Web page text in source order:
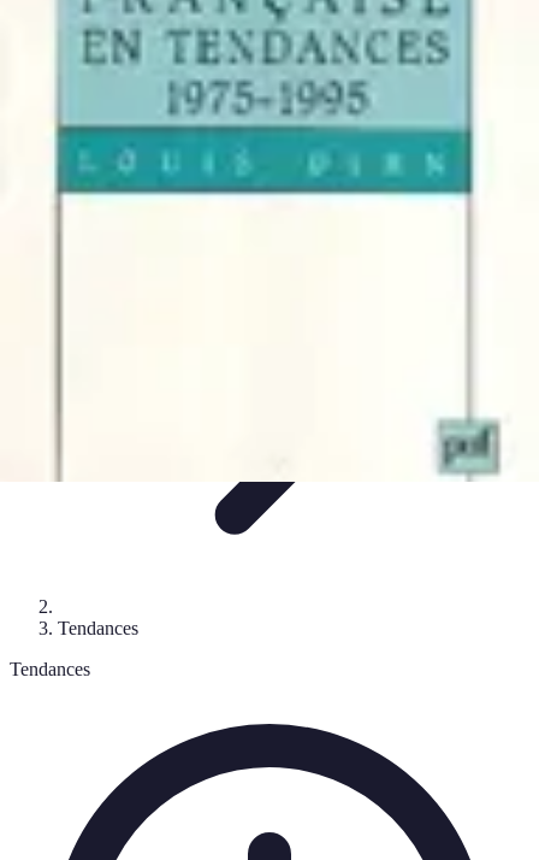
Aventures Aériennes
DestinationsAventures et Expériences ParapenteVol en
HélicoptèreMontgolfière
Aventures Aériennes
Tendances
Tendances